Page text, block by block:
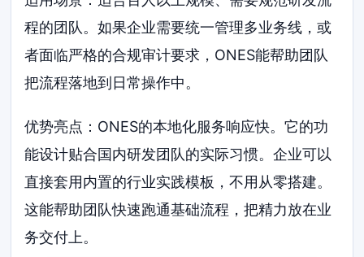
程的团队。如果企业需要统一管理多业务线，或
者面临严格的合规审计要求，ONES能帮助团队
把流程落地到日常操作中。
优势亮点：ONES的本地化服务响应快。它的功
能设计贴合国内研发团队的实际习惯。企业可以
直接套用内置的行业实践模板，不用从零搭建。
这能帮助团队快速跑通基础流程，把精力放在业
务交付上。